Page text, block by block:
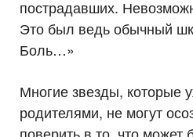
пострадавших.
Это был ведь обычный
Боль…»
Многие звезды, которые
родителями, не могут